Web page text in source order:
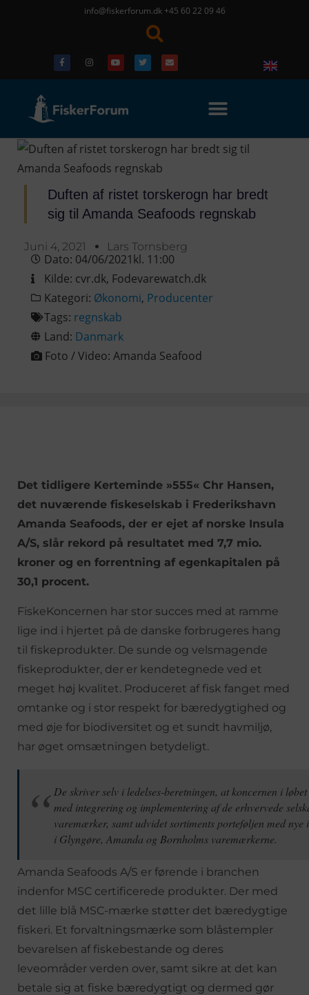
info@fiskerforum.dk +45 60 22 09 46
Duften af ristet torskerogn har bredt
sig til Amanda Seafoods regnskab
Juni 4, 2021 Lars Tornsberg
Dato: 04/06/2021kl. 11:00
Kilde: cvr.dk, Fodevarewatch.dk
Kategori: Økonomi, Producenter
Tags: regnskab
Land: Danmark
Foto / Video: Amanda Seafood
Det tidligere Kerteminde »555« Chr Hansen,
det nuværende fiskeselskab i Frederikshavn
Amanda Seafoods, der er ejet af norske Insula
A/S, slår rekord på resultatet med 7,7 mio.
kroner og en forrentning af egenkapitalen på
30,1 procent.
FiskeKoncernen har stor succes med at ramme
lige ind i hjertet på de danske forbrugeres hang
til fiskeprodukter. De sunde og velsmagende
fiskeprodukter, der er kendetegnede ved et
meget høj kvalitet. Produceret af fisk fanget med
omtanke og i stor respekt for bæredygtighed og
med øje for biodiversitet og et sundt havmiljø,
har øget omsætningen betydeligt.
De skriver selv i ledelses-beretningen, at koncernen i
med integrering og implementering af de erhvervede
varemærker, samt udvidet sortiments porteføljen med
i Glyngøre, Amanda og Bornholms varemærkerne.
Amanda Seafoods A/S er førende i branchen
indenfor MSC certificerede produkter. Der med
det lille blå MSC-mærke støtter det bæredygtige
fiskeri. Et forvaltningsmærke som blåstempler
bevarelsen af fiskebestande og deres
leveområder verden over, samt sikre at det kan
betale sig at fiske bæredygtigt og dermed gør